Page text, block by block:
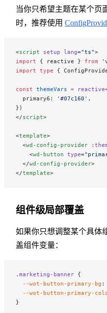
当你只希望主题在某个页
时，推荐使用
<script setup lang="ts">
import { reactive } from
import type {
const themeVars = reactive
  primary6:
'#07c160' ,
})
</script>
<template>
  <
wd-config-provider
    <
wd-button type=
  </
wd-config-provider>
</template>
组件级局部覆盖
如果你只想调整某个具体
盖组件变量：
.marketing-banner {
  --wot-button-primary-bg
:
--wot-button-primary-
}